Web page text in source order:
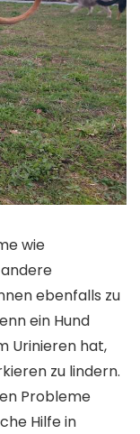
wie
ebenfalls zu
ein Hund
Urinieren hat,
zu lindern.
Probleme
Hilfe in